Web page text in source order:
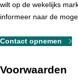
wilt op de wekelijks
informeer naar de
Contact opnemen
Voorwaarden